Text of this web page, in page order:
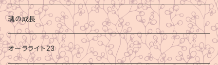
魂の成長
オーラライト23